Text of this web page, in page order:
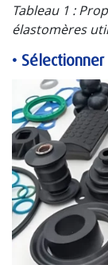
Tableau 1 :
élastomères
•